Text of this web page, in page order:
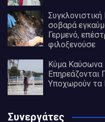
σοβαρά
Γερμενό,
φιλοξενούσε
Κύμα Καύσωνα
Επηρεάζονται
Υποχωρούν τα
Συνεργάτες